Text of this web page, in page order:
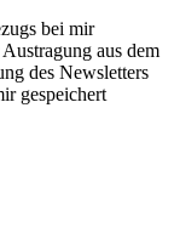
bei mir
aus dem
des Newsletters
gespeichert